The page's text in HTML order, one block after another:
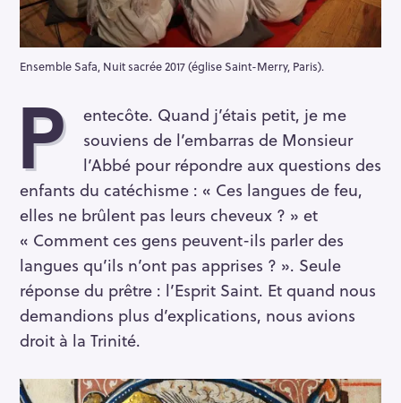
Ensemble Safa, Nuit sacrée 2017 (église Saint-Merry, Paris).
P
entecôte. Quand j’étais petit, je me
souviens de l’embarras de Monsieur
l’Abbé pour répondre aux questions des
enfants du catéchisme : « Ces langues de feu,
elles ne brûlent pas leurs cheveux ? » et
« Comment ces gens peuvent-ils parler des
langues qu’ils n’ont pas apprises ? ». Seule
réponse du prêtre : l’Esprit Saint. Et quand nous
demandions plus d’explications, nous avions
droit à la Trinité.